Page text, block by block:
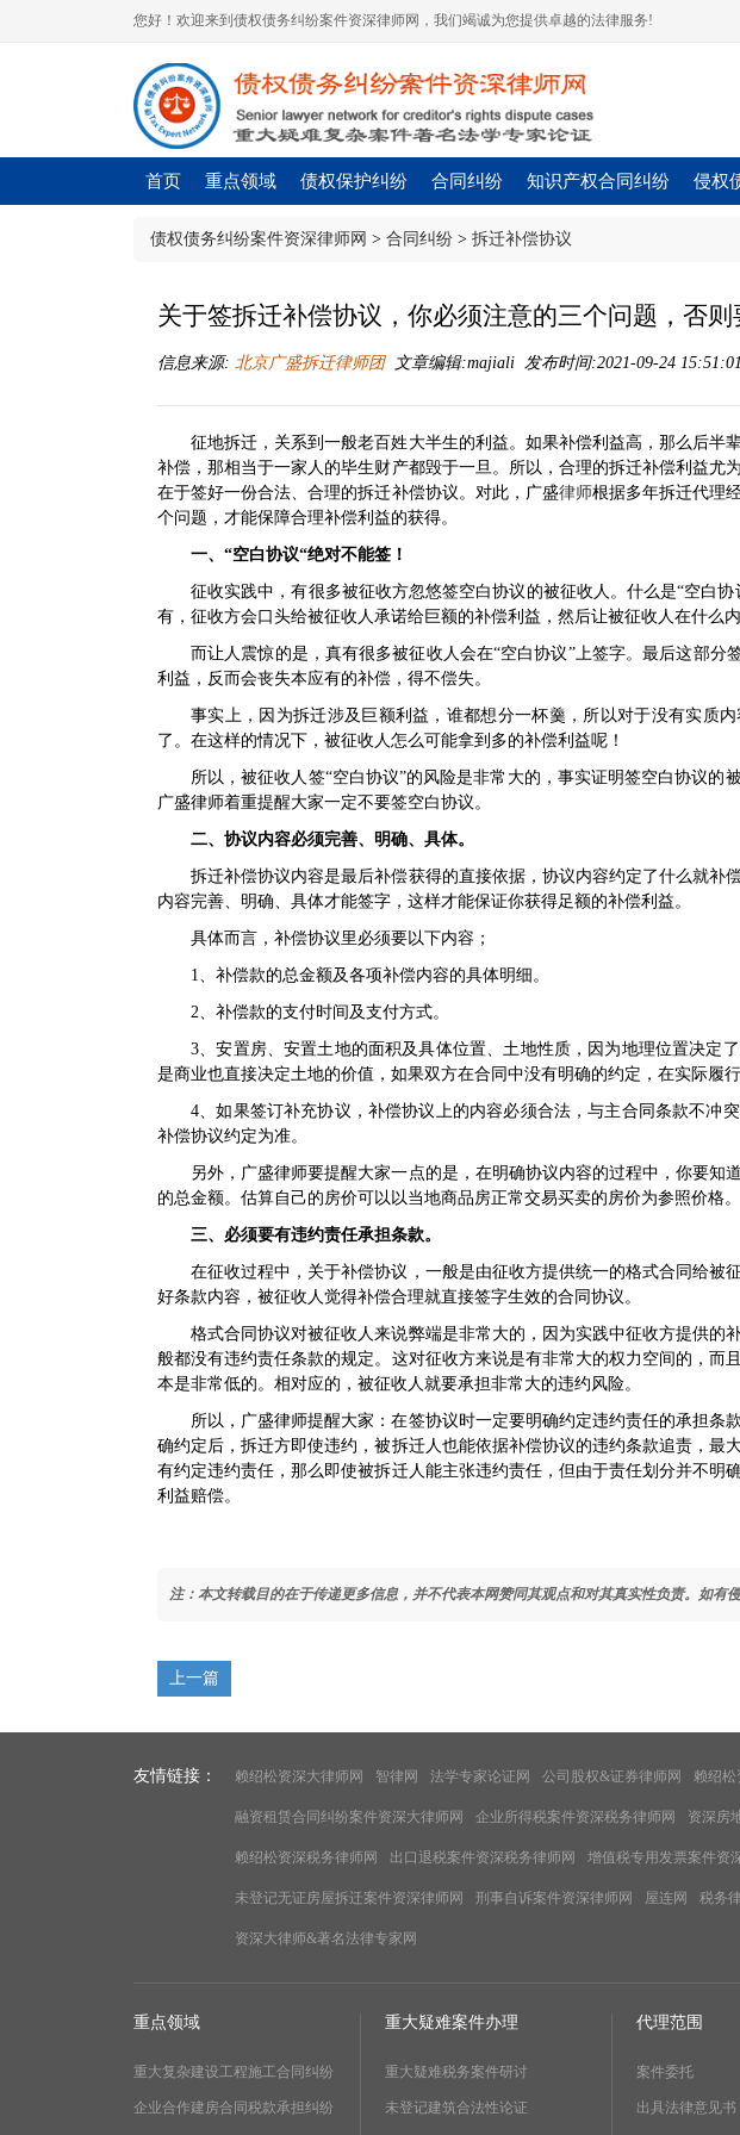
您好！欢迎来到债权债务纠纷案件资深律师网，我们竭诚为您提供卓越的法律服务!
首页 重点领域 债权保护纠纷 合同纠纷 知识产权合同纠纷 侵权
债权债务纠纷案件资深律师网 > 合同纠纷 > 拆迁补偿协议
关于签拆迁补偿协议，你必须注意的三个问题，否
信息来源: 北京广盛拆迁律师团文章编辑:majiali 发布时间:2021-09-24
征地拆迁，关系到一般老百姓大半生的利益。如果补偿利益高，那么后半
补偿，那相当于一家人的毕生财产都毁于一旦。所以，合理的拆迁补偿利益尤
在于签好一份合法、合理的拆迁补偿协议。对此，广盛律师根据多年拆迁代理
个问题，才能保障合理补偿利益的获得。
一、“空白协议“绝对不能签！
征收实践中，有很多被征收方忽悠签空白协议的被征收人。什么是“空白
有，征收方会口头给被征收人承诺给巨额的补偿利益，然后让被征收人在什么
而让人震惊的是，真有很多被征收人会在“空白协议”上签字。最后这部分
利益，反而会丧失本应有的补偿，得不偿失。
事实上，因为拆迁涉及巨额利益，谁都想分一杯羹，所以对于没有实质
了。在这样的情况下，被征收人怎么可能拿到多的补偿利益呢！
所以，被征收人签“空白协议”的风险是非常大的，事实证明签空白协议的
广盛律师着重提醒大家一定不要签空白协议。
二、协议内容必须完善、明确、具体。
拆迁补偿协议内容是最后补偿获得的直接依据，协议内容约定了什么就补
内容完善、明确、具体才能签字，这样才能保证你获得足额的补偿利益。
具体而言，补偿协议里必须要以下内容；
1、补偿款的总金额及各项补偿内容的具体明细。
2、补偿款的支付时间及支付方式。
3、安置房、安置土地的面积及具体位置、土地性质，因为地理位置决定
是商业也直接决定土地的价值，如果双方在合同中没有明确的约定，在实际履
4、如果签订补充协议，补偿协议上的内容必须合法，与主合同条款不冲
补偿协议约定为准。
另外，广盛律师要提醒大家一点的是，在明确协议内容的过程中，你要知
的总金额。估算自己的房价可以以当地商品房正常交易买卖的房价为参照价格。
三、必须要有违约责任承担条款。
在征收过程中，关于补偿协议，一般是由征收方提供统一的格式合同给被
好条款内容，被征收人觉得补偿合理就直接签字生效的合同协议。
格式合同协议对被征收人来说弊端是非常大的，因为实践中征收方提供的
般都没有违约责任条款的规定。这对征收方来说是有非常大的权力空间的，而
本是非常低的。相对应的，被征收人就要承担非常大的违约风险。
所以，广盛律师提醒大家：在签协议时一定要明确约定违约责任的承担条
确约定后，拆迁方即使违约，被拆迁人也能依据补偿协议的违约条款追责，最
有约定违约责任，那么即使被拆迁人能主张违约责任，但由于责任划分并不明
利益赔偿。
注：本文转载目的在于传递更多信息，并不代表本网赞同其观点和对其真实性负责。如有
上一篇
友情链接： 赖绍松资深大律师网 智律网 法学专家论证网 公司股权&证券律师网 赖绍松
融资租赁合同纠纷案件资深大律师网 企业所得税案件资深税务律师网 资深房
赖绍松资深税务律师网 出口退税案件资深税务律师网 增值税专用发票案件资
未登记无证房屋拆迁案件资深律师网 刑事自诉案件资深律师网 屋连网 税务
资深大律师&著名法律专家网
重点领域
重大复杂建设工程施工合同纠纷
企业合作建房合同税款承担纠纷
重大疑难案件办理
重大疑难税务案件研讨
未登记建筑合法性论证
代理范围
案件委托
出具法律意见书